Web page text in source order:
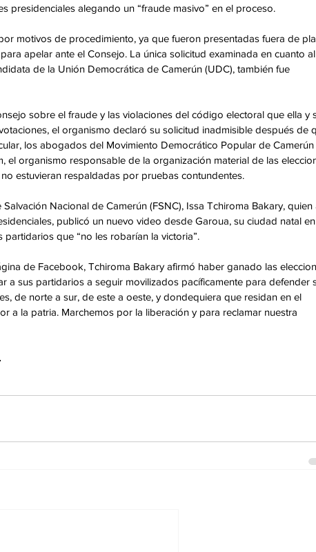
presidenciales alegando un “fraude masivo” en el proceso.
motivos de procedimiento, ya que fueron presentadas fuera de
apelar ante el Consejo. La única solicitud examinada en cuanto
de la Unión Democrática de Camerún (UDC), también fue
sobre el fraude y las violaciones del código electoral que ella y
el organismo declaró su solicitud inadmisible después de
los abogados del Movimiento Democrático Popular de Camerún
el organismo responsable de la organización material de las
estuvieran respaldadas por pruebas contundentes.
Nacional de Camerún (FSNC), Issa Tchiroma Bakary,
publicó un nuevo video desde Garoua, su ciudad natal
que “no les robarían la victoria”.
de Facebook, Tchiroma Bakary afirmó haber ganado las
a sus partidarios a seguir movilizados pacíficamente para defender
de norte a sur, de este a oeste, y dondequiera que residan en el
a la patria. Marchemos por la liberación y para reclamar nuestra